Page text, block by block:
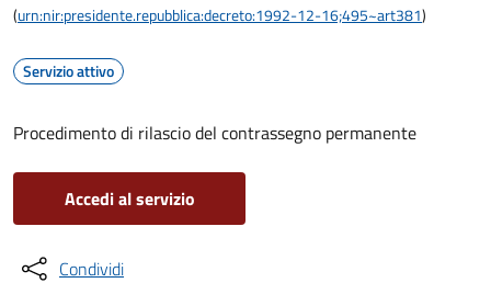
(urn:nir:presidente.repubblica:decreto:1992-12-16;495~art381)
Servizio attivo
Procedimento di rilascio del contrassegno permanente
Accedi al servizio
Condividi